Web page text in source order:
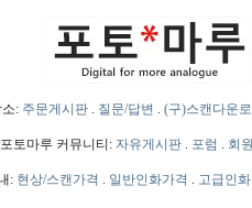
: 주문게시판. 질문/답변 . (구)스캔다운
포토마루 커뮤니티: 자유게시판. 포럼 . 회
: 현상/스캔가격 . 일반인화가격 . 고급인